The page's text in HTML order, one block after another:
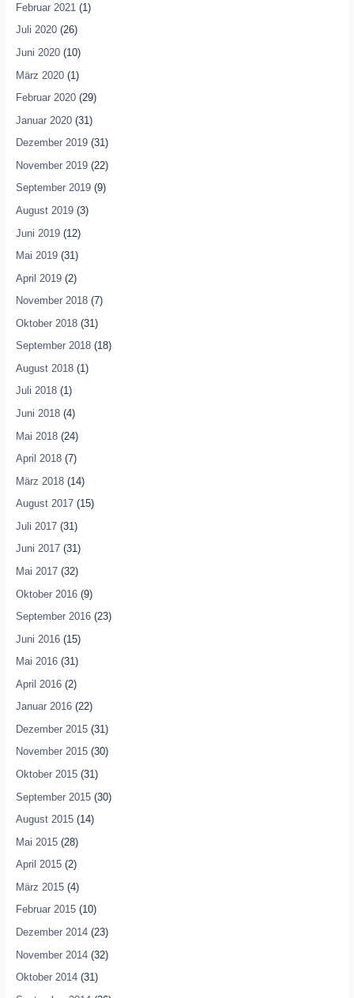
Februar 2021 (1)
Juli 2020(26)
Juni 2020(10)
März 2020(1)
Februar 2020(29)
Januar 2020(31)
Dezember 2019(31)
November 2019(22)
September 2019(9)
August 2019(3)
Juni 2019(12)
Mai 2019(31)
April 2019(2)
November 2018(7)
Oktober 2018(31)
September 2018(18)
August 2018(1)
Juli 2018(1)
Juni 2018(4)
Mai 2018(24)
April 2018(7)
März 2018(14)
August 2017(15)
Juli 2017(31)
Juni 2017(31)
Mai 2017(32)
Oktober 2016(9)
September 2016(23)
Juni 2016(15)
Mai 2016(31)
April 2016(2)
Januar 2016(22)
Dezember 2015(31)
November 2015(30)
Oktober 2015(31)
September 2015(30)
August 2015(14)
Mai 2015(28)
April 2015(2)
März 2015(4)
Februar 2015(10)
Dezember 2014(23)
November 2014(32)
Oktober 2014(31)